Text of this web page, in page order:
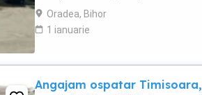
Căutăm persoane serioase,
Oradea, Bihor
1 ianuarie
Angajam ospatar